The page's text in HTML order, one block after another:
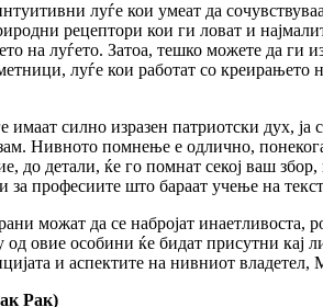
луѓе кои умеат да
рецептори кои ги ловат и
на луѓето. Затоа, тешко можете да ги
луѓе кои работат со креирањето
имаат силно изразен патриотски дух, ја
Нивното помнење е одлично,
до детали, ќе го помнат секој ваш
за професиите што бараат учење на
можат да се набројат инаетливоста,
од овие особини ќе бидат присутни кај
и аспектите на нивниот владетел,
Рак)